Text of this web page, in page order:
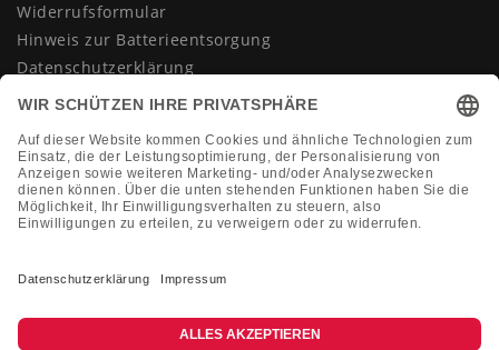
Widerrufsformular
Hinweis zur Batterieentsorgung
Datenschutzerklärung
AGB
Vertrag widerrufen
KONTAKT
+49 (0)2133 210433
shop@dienadel.de
Kieler Str. 18 - 41540 Dormagen